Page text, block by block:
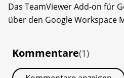
Das TeamViewer Add-on für
über den Google Workspace
Kommentare(1)